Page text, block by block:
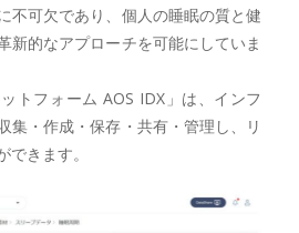
不可欠であり、個人の睡眠の質と健
新的なアプローチを可能にしていま
トフォーム AOS IDX」は、インフ
集・作成・保存・共有・管理し、リ
きます。